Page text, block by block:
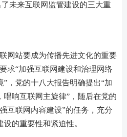
未来互联网监管建设的三大重
网站要成为传播先进文化的重要
求“加强互联网建设和治理网络
，党的十八大报告明确提出“加
唱响互联网主旋律”，随后在党的
互联网内容建设”的任务，充分
的重要性和紧迫性。